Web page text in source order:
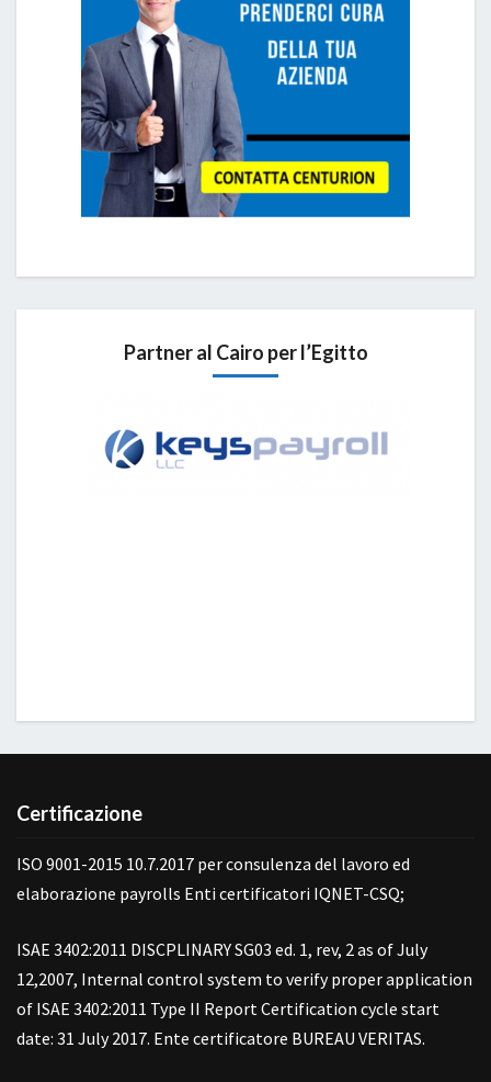
Partner al Cairo per l’Egitto
Certificazione
ISO 9001-2015 10.7.2017 per consulenza del lavoro ed
elaborazione payrolls Enti certificatori IQNET-CSQ;
ISAE 3402:2011 DISCPLINARY SG03 ed. 1, rev, 2 as of July
12,2007, Internal control system to verify proper application
of ISAE 3402:2011 Type II Report Certification cycle start
date: 31 July 2017. Ente certificatore BUREAU VERITAS.